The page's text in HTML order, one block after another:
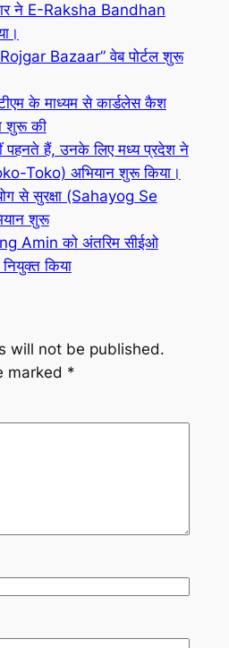
ने E-Raksha Bandhan
Bazaar” वेब पोर्टल शुरू
के माध्यम से कार्डलेस कैश
शुरू की
पहनते हैं, उनके लिए मध्य प्रदेश ने
Toko) अभियान शुरू किया।
से सुरक्षा (Sahayog Se
शुरू
Amin को अंतरिम सीईओ
किया
will not be published.
marked *